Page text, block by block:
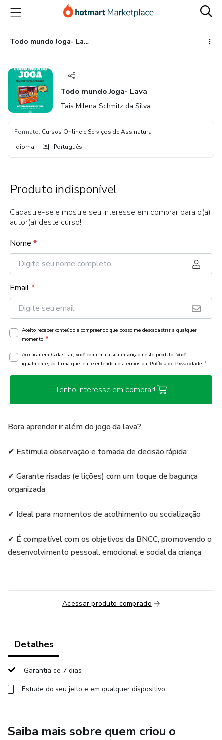
para
conteúdo
principal
para
pagamento
para
rodapé
Todo mundo Joga- Lava
Todo mundo Joga- Lava
Tais Milena Schmitz da Silva
Formato: Cursos Online e Serviços de Assinatura
Idioma: Português
Produto indisponível
Cadastre-se e mostre seu interesse em comprar para o(a)
autor(a) deste curso!
Nome *
Email*
Aceito receber conteúdo e compreendo que posso me descadastrar a qualquer
momento. *
Ao clicar em Cadastrar, você confirma a sua inscrição neste produto. Você,
igualmente, confirma que leu, e entendeu os termos da Política de Privacidade *
Tenho interesse em comprar!
Bora aprender ir além do jogo da lava?
✔ Estimula observação e tomada de decisão rápida
✔ Garante risadas (e lições) com um toque de bagunça
organizada
✔ Ideal para momentos de acolhimento ou socialização
✔ É compatível com os objetivos da BNCC, promovendo o
desenvolvimento pessoal, emocional e social da criança
Acessar produto comprado
Detalhes
Garantia de 7 dias
Estude do seu jeito e em qualquer dispositivo
Saiba mais sobre quem criou o